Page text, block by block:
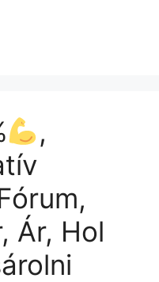
,
Ár, Hol